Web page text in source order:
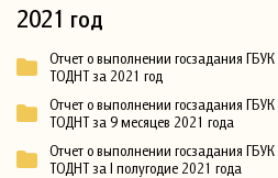
2021 год
Отчет о выполнении госзадания ГБУК
ТОДНТ за 2021 год
Отчет о выполнении госзадания ГБУК
ТОДНТ за 9 месяцев 2021 года
Отчет о выполнении госзадания ГБУК
ТОДНТ за I полугодие 2021 года